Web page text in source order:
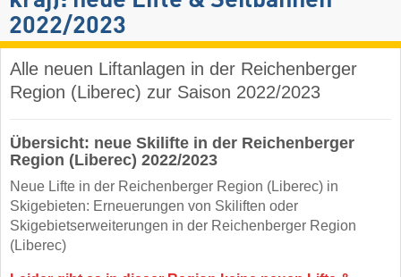
2022/2023
Alle neuen Liftanlagen in der Reichenberger
Region (Liberec) zur Saison 2022/2023
Übersicht: neue Skilifte in der Reichenberger
Region (Liberec) 2022/2023
Neue Lifte in der Reichenberger Region (Liberec) in
Skigebieten: Erneuerungen von Skiliften oder
Skigebietserweiterungen in der Reichenberger Region
(Liberec)